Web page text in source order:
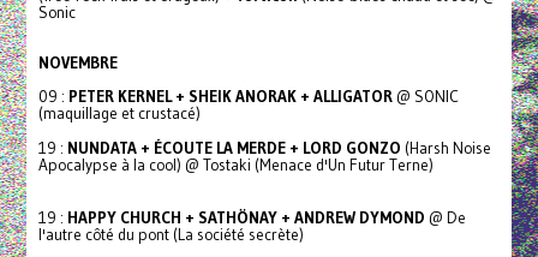
Sonic
NOVEMBRE
09 : PETER KERNEL + SHEIK ANORAK + ALLIGATOR@ SONIC
(maquillage et crustacé)
19 : NUNDATA + ÉCOUTE LA MERDE + LORD GONZO (Harsh Noise
Apocalypse à la cool) @ Tostaki (Menace d'Un Futur Terne)
19 : HAPPY CHURCH + SATHÖNAY + ANDREW DYMOND @ De
l'autre côté du pont (La société secrète)